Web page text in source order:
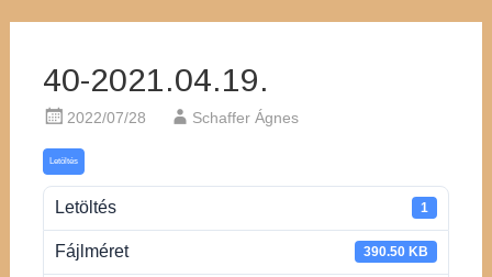
40-2021.04.19.
2022/07/28 Schaffer Ágnes
Letöltés
Letöltés 1
Fájlméret 390.50 KB